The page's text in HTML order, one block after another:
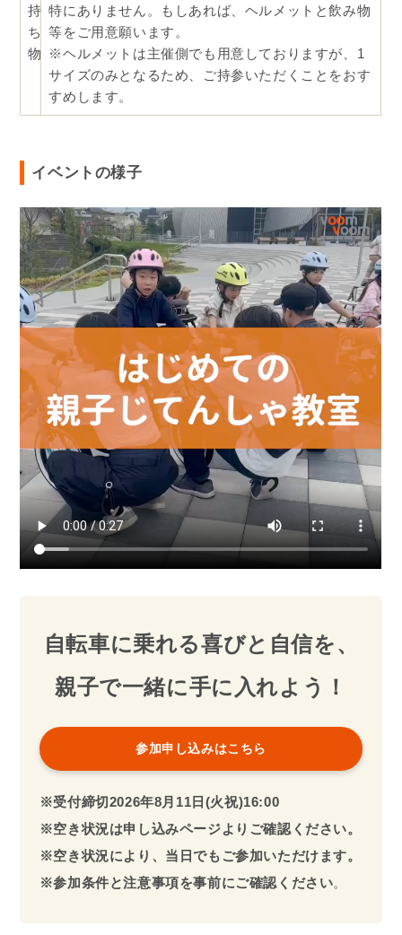
持
ち
物
特にありません。もしあれば、ヘルメットと飲み物
等をご用意願います。
※ヘルメットは主催側でも用意しておりますが、1
サイズのみとなるため、ご持参いただくことをおす
すめします。
イベントの様子
自転車に乗れる喜びと自信を、
親子で一緒に手に入れよう！
参加申し込みはこちら
※受付締切2026年8月11 日(火祝)16:00
※空き状況は申し込みページよりご確認ください。
※空き状況により、当日でもご参加いただけます。
※参加条件と注意事項を事前にご確認ください。